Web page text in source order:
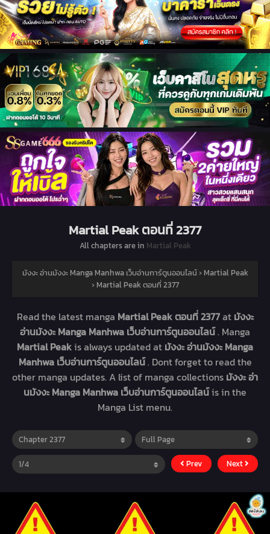
Martial Peak ตอนที่ 2377
All chapters are in Martial Peak
มังงะ อ่านมังงะ Manga Manhwa เว็บอ่านการ์ตูนออนไลน์› Martial Peak
› Martial Peak ตอนที่ 2377
Read the latest manga Martial Peak ตอนที่ 2377at มังงะ
อ่านมังงะ Manga Manhwa เว็บอ่านการ์ตูนออนไลน์. Manga
Martial Peakis always updated at มังงะ อ่านมังงะ Manga
Manhwa เว็บอ่านการ์ตูนออนไลน์. Dont forget to read the
other manga updates. A list of manga collections มังงะ อ่า
นมังงะ Manga Manhwa เว็บอ่านการ์ตูนออนไลน์is in the
Manga List menu.
Prev Next